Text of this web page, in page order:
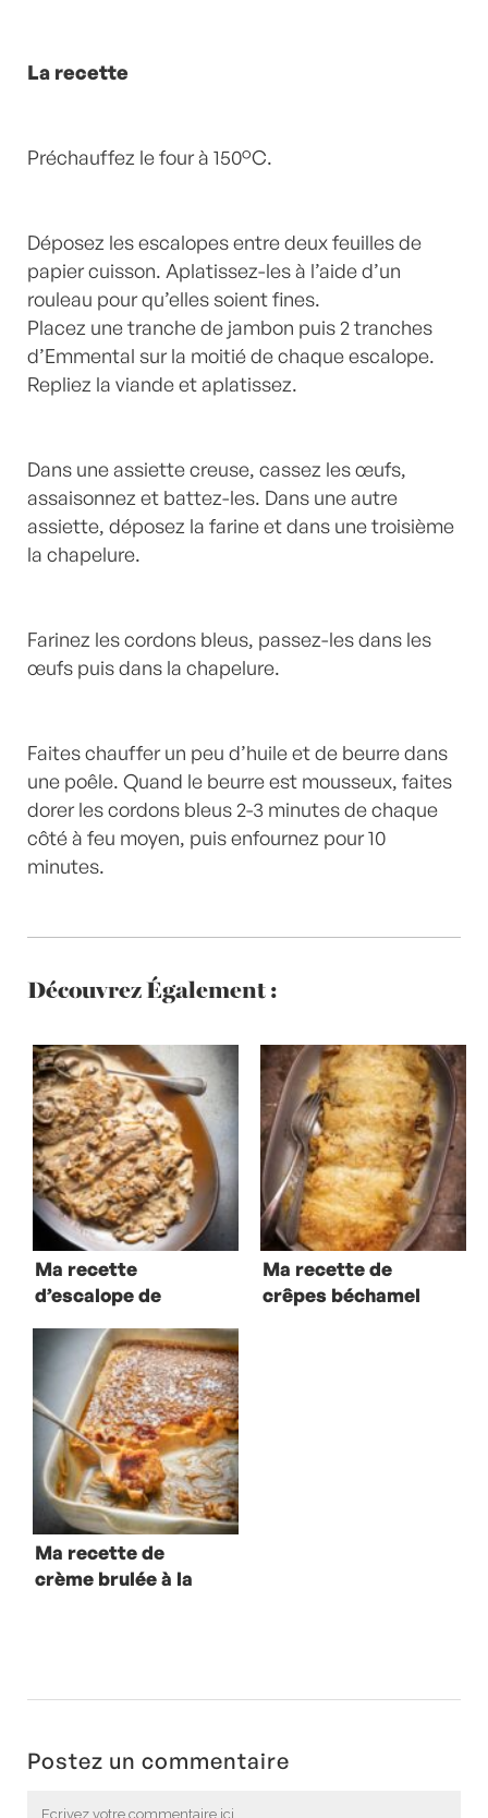
La recette
Préchauffez le four à 150°C.
Déposez les escalopes entre deux feuilles de
papier cuisson. Aplatissez-les à l’aide d’un
rouleau pour qu’elles soient fines.
Placez une tranche de jambon puis 2 tranches
d’Emmental sur la moitié de chaque escalope.
Repliez la viande et aplatissez.
Dans une assiette creuse, cassez les œufs,
assaisonnez et battez-les. Dans une autre
assiette, déposez la farine et dans une troisième
la chapelure.
Farinez les cordons bleus, passez-les dans les
œufs puis dans la chapelure.
Faites chauffer un peu d’huile et de beurre dans
une poêle. Quand le beurre est mousseux, faites
dorer les cordons bleus 2-3 minutes de chaque
côté à feu moyen, puis enfournez pour 10
minutes.
Découvrez Également :
Ma recette
d’escalope de
Ma recette de
crêpes béchamel
Ma recette de
crème brulée à la
Postez un commentaire